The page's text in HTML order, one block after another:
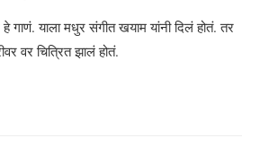
गाणं. याला मधुर संगीत खयाम यांनी दिलं होतं. तर
वर चित्रित झालं होतं.